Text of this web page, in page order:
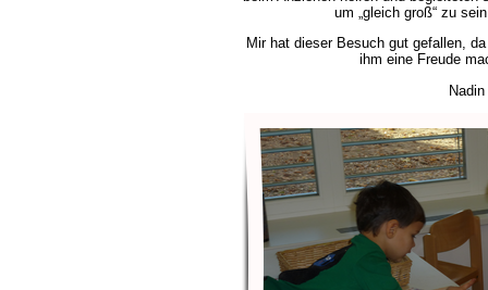
um „gleich groß“ zu
Mir hat dieser Besuch gut gefallen,
ihm eine Freude
Nadin